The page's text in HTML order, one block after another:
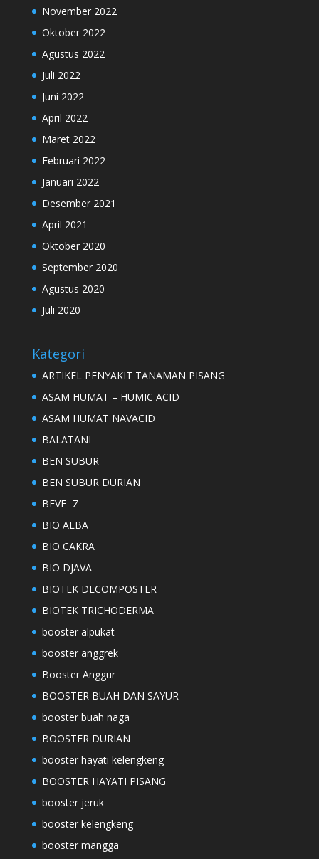
November 2022
Oktober 2022
Agustus 2022
Juli 2022
Juni 2022
April 2022
Maret 2022
Februari 2022
Januari 2022
Desember 2021
April 2021
Oktober 2020
September 2020
Agustus 2020
Juli 2020
Kategori
ARTIKEL PENYAKIT TANAMAN PISANG
ASAM HUMAT – HUMIC ACID
ASAM HUMAT NAVACID
BALATANI
BEN SUBUR
BEN SUBUR DURIAN
BEVE- Z
BIO ALBA
BIO CAKRA
BIO DJAVA
BIOTEK DECOMPOSTER
BIOTEK TRICHODERMA
booster alpukat
booster anggrek
Booster Anggur
BOOSTER BUAH DAN SAYUR
booster buah naga
BOOSTER DURIAN
booster hayati kelengkeng
BOOSTER HAYATI PISANG
booster jeruk
booster kelengkeng
booster mangga